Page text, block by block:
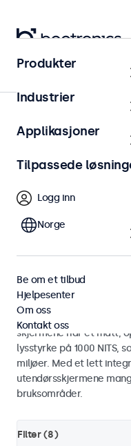
Hjem
Skjermer og
Utforsk våre
industriell og
skjermene har et matt,
lysstyrke på 1000 NITS,
miljøer. Med et lett
utendørsskjermene
bruksområder.
Filter (8)
Produkter
Industrier
Applikasjoner
Tilpassede
Logg inn
Norge
Be om et tilbud
Hjelpesenter
Om oss
Kontakt oss